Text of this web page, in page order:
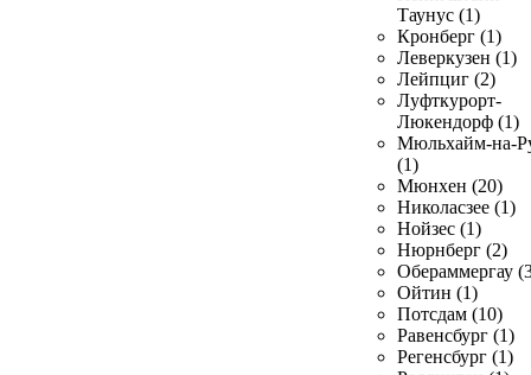
Таунус (1)
Кронберг (1)
Леверкузен (1)
Лейпциг (2)
Луфткурорт-
Люкендорф (1)
Мюльхайм-на-
(1)
Мюнхен (20)
Николасзее (1)
Нойзес (1)
Нюрнберг (2)
Обераммергау
Ойтин (1)
Потсдам (10)
Равенсбург (1)
Регенсбург (1)